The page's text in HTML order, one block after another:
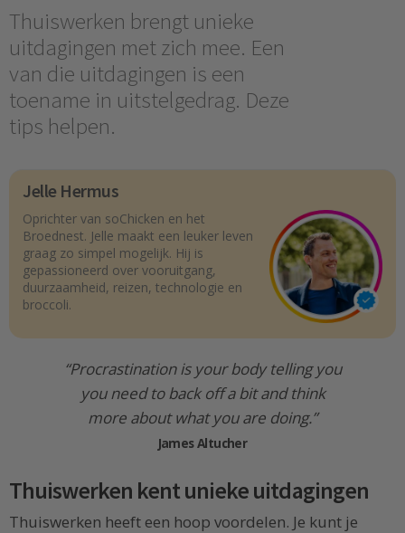
Thuiswerken brengt unieke
uitdagingen met zich mee. Een
van die uitdagingen is een
toename in uitstelgedrag. Deze
tips helpen.
Jelle Hermus
Oprichter van soChicken en het
Broednest. Jelle maakt een leuker leven
graag zo simpel mogelijk. Hij is
gepassioneerd over vooruitgang,
duurzaamheid, reizen, technologie en
broccoli.
“Procrastination is your body telling you
you need to back off a bit and think
more about what you are doing.”
James Altucher
Thuiswerken kent unieke uitdagingen
Thuiswerken heeft een hoop voordelen. Je kunt je